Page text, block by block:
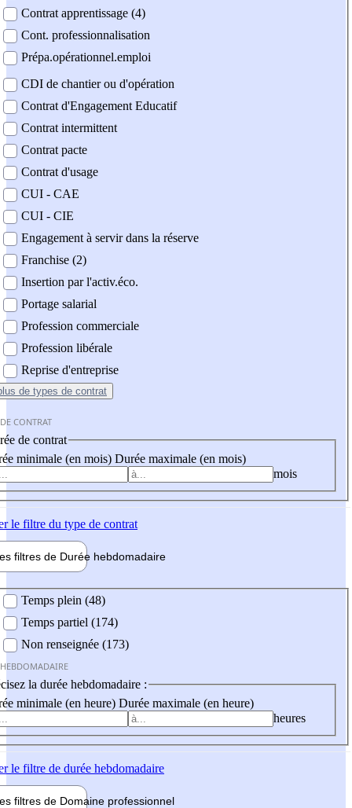
Contrat apprentissage (4)
Cont. professionnalisation
Prépa.opérationnel.emploi
CDI de chantier ou d'opération
Contrat d'Engagement Educatif
Contrat intermittent
Contrat pacte
Contrat d'usage
CUI - CAE
CUI - CIE
Engagement à servir dans la réserve
Franchise (2)
Insertion par l'activ.éco.
Portage salarial
Profession commerciale
Profession libérale
Reprise d'entreprise
de types de contrat
CONTRAT
de contrat
minimale (en mois) Durée maximale (en mois)
mois
le filtre du type de contrat
filtres de Durée hebdomadaire
Temps plein (48)
Temps partiel (174)
Non renseignée (173)
la durée hebdomadaire :
minimale (en heure) Durée maximale (en heure)
heures
le filtre de durée hebdomadaire
filtres de Domaine professionnel